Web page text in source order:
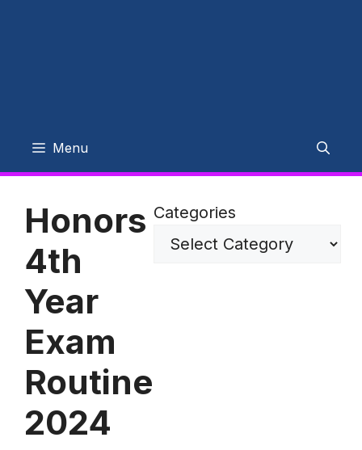
Menu
Honors
4th
Year
Exam
Routine
2024
Categories